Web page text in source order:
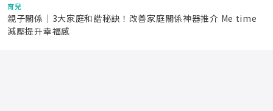
育兒
親子關係｜3大家庭和諧秘訣！改善家庭關係神器推介 Me time
減壓提升幸福感